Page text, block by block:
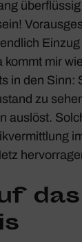
kommt mir
in den Sinn:
zu
auslöst.